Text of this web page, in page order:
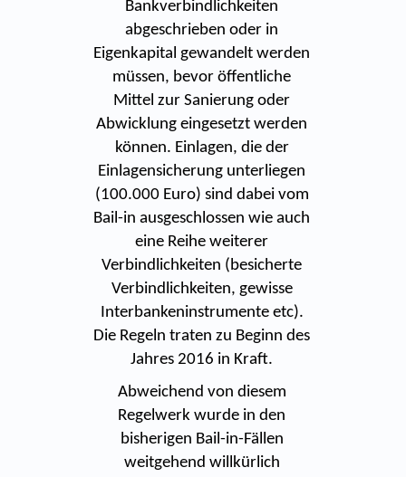
Bankverbindlichkeiten
abgeschrieben oder in
Eigenkapital gewandelt werden
müssen, bevor öffentliche
Mittel zur Sanierung oder
Abwicklung eingesetzt werden
können. Einlagen, die der
Einlagensicherung unterliegen
(100.000 Euro) sind dabei vom
Bail-in ausgeschlossen wie auch
eine Reihe weiterer
Verbindlichkeiten (besicherte
Verbindlichkeiten, gewisse
Interbankeninstrumente etc).
Die Regeln traten zu Beginn des
Jahres 2016 in Kraft.
Abweichend von diesem
Regelwerk wurde in den
bisherigen Bail-in-Fällen
weitgehend willkürlich